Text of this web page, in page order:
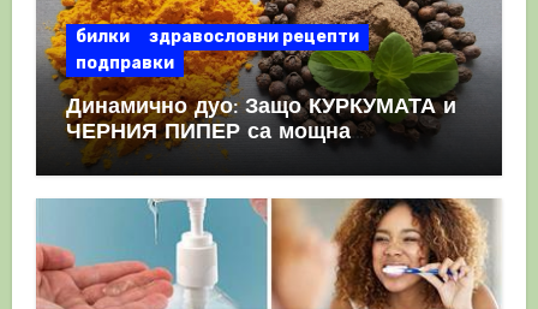
билки
здравословни рецепти
подправки
Динамично дуо: Защо КУРКУМАТА и
ЧЕРНИЯ ПИПЕР са мощна
комбинация